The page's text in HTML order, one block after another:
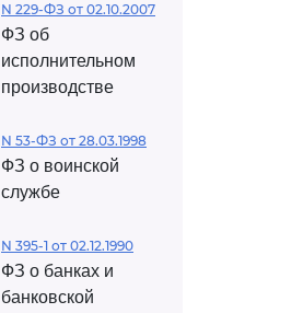
N 229-ФЗ от 02.10.2007
ФЗ об
исполнительном
производстве
N 53-ФЗ от 28.03.1998
ФЗ о воинской
службе
N 395-1 от 02.12.1990
ФЗ о банках и
банковской